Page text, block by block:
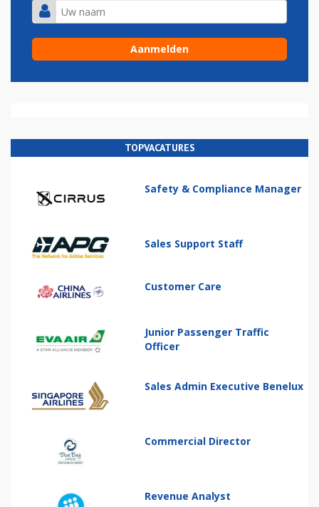
TOPVACATURES
Safety & Compliance Manager
Sales Support Staff
Customer Care
Junior Passenger Traffic
Officer
Sales Admin Executive Benelux
Commercial Director
Revenue Analyst